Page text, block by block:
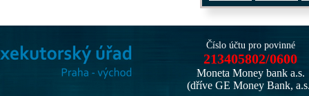
Číslo účtu pro povinné
213405802/0600
Moneta Money bank a.s.
(dříve GE Money Bank,